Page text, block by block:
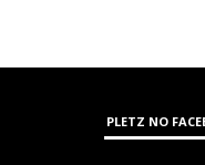
PLETZ NO